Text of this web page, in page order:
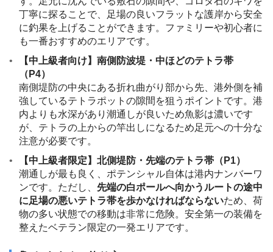
丁寧に探ることで、足場の良いフラットな護岸から安全
に釣果を上げることができます。ファミリーや初心者に
も一番おすすめのエリアです。
【中上級者向け】南側防波堤・中ほどのテトラ帯
（P4）
南側堤防の中央にある折れ曲がり部から先、港外側を補
強しているテトラポットの隙間を狙うポイントです。港
内よりも水深があり潮通しが良いため魚影は濃いです
が、テトラの上からの竿出しになるため足元への十分な
注意が必要です。
【中上級者限定】北側堤防・先端のテトラ帯（P1）
潮通しが最も良く、ポテンシャル自体は港内ナンバーワ
ンです。ただし、 先端の白ポールへ向かうルートの途中
に足場の悪いテトラ帯を歩かなければならないため、荷
物の多い状態での移動は非常に危険。安全第一の装備を
整えたベテラン限定の一発エリアです。